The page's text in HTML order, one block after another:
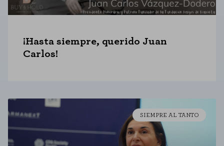
¡Hasta siempre, querido Juan
Carlos!
SIEMPRE AL TANTO